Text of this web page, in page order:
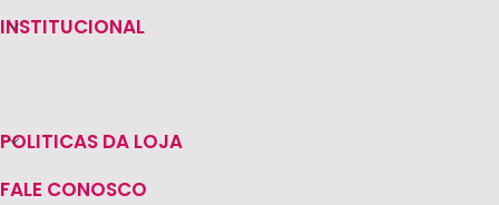
INSTITUCIONAL
POLITICAS DA LOJA
FALE CONOSCO